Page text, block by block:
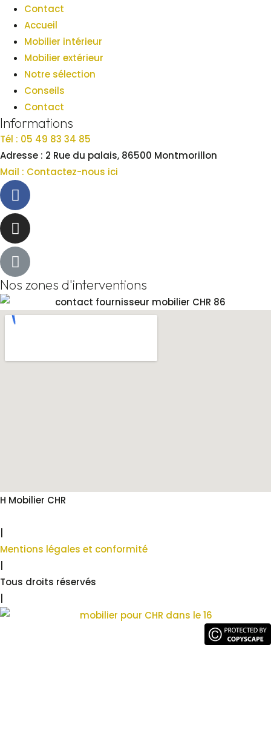
Contact
Accueil
Mobilier intérieur
Mobilier extérieur
Notre sélection
Conseils
Contact
Informations
Tél : 05 49 83 34 85
Adresse : 2 Rue du palais, 86500 Montmorillon
Mail : Contactez-nous ici
Nos zones d'interventions
H Mobilier CHR
|
Mentions légales et conformité
|
Tous droits réservés
|